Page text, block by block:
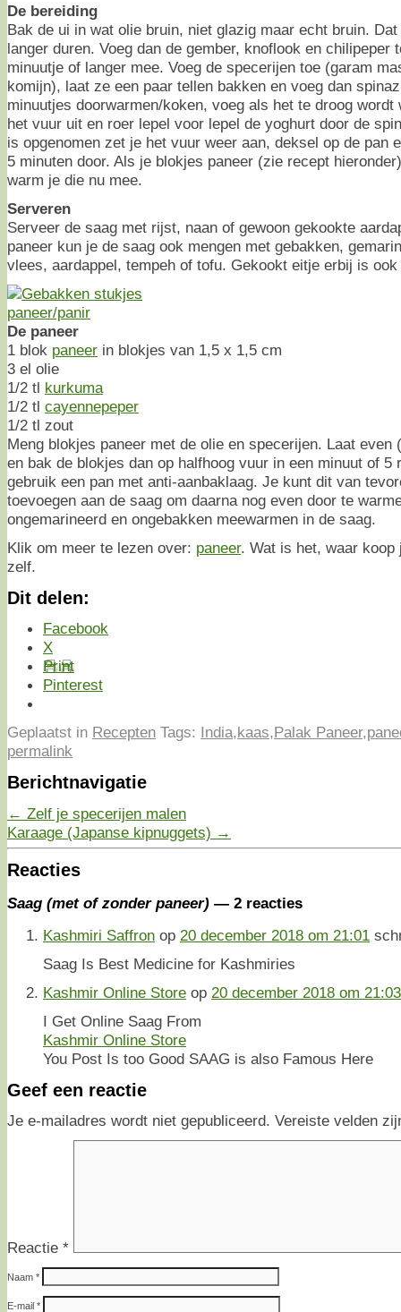
De bereiding
Bak de ui in wat olie bruin, niet glazig maar echt bruin.
langer duren. Voeg dan de gember, knoflook en chilipeper
minuutje of langer mee. Voeg de specerijen toe (garam
komijn), laat ze een paar tellen bakken en voeg dan
minuutjes doorwarmen/koken, voeg als het te droog wordt
het vuur uit en roer lepel voor lepel de yoghurt door de
is opgenomen zet je het vuur weer aan, deksel op de pan
5 minuten door. Als je blokjes paneer (zie recept
warm je die nu mee.
Serveren
Serveer de saag met rijst, naan of gewoon gekookte
paneer kun je de saag ook mengen met gebakken,
vlees, aardappel, tempeh of tofu. Gekookt eitje erbij is
De paneer
1 blok paneer in blokjes van 1,5 x 1,5 cm
3 el olie
1/2 tl kurkuma
1/2 tl cayennepeper
1/2 tl zout
Meng blokjes paneer met de olie en specerijen. Laat
en bak de blokjes dan op halfhoog vuur in een minuut of 5
gebruik een pan met anti-aanbaklaag. Je kunt dit van
toevoegen aan de saag om daarna nog even door te
ongemarineerd en ongebakken meewarmen in de saag.
Klik om meer te lezen over: paneer. Wat is het, waar koop
zelf.
Dit delen:
Facebook
X
Print
Pinterest
Geplaatst in Recepten Tags: India,kaas,Palak Paneer,
permalink
Berichtnavigatie
← Zelf je specerijen malen
Karaage (Japanse kipnuggets) →
Reacties
Saag (met of zonder paneer) — 2 reacties
Kashmiri Saffron op 20 december 2018 om 21:01
Saag Is Best Medicine for Kashmiries
Kashmir Online Store op 20 december 2018 om 21:03
I Get Online Saag From
Kashmir Online Store
You Post Is too Good SAAG is also Famous Here
Geef een reactie
Je e-mailadres wordt niet gepubliceerd. Vereiste velden
Reactie *
Naam *
E-mail *